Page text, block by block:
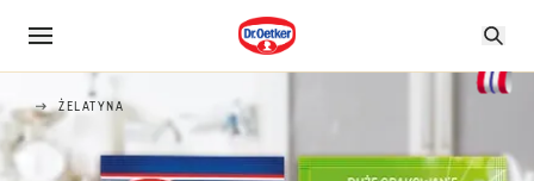
ŻELATYNA